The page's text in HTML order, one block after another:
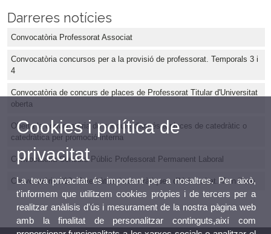
Darreres notícies
Convocatòria Professorat Associat
Convocatòria concursos per a la provisió de professorat. Temporals 3 i
4
Convocatòria de concurs de places de Professorat Titular d'Universitat
oberta
Oberta la convocatòria de concurs d'accés a places de catedràtic o
catedràtica per promoció interna
Convocatòria Concurs Públic Professorat Permanent Laboral
Convocatòria 212. Catedràtics i catedràtiques d'Universitat. Torn lliure
Cookies i política de
privacitat
La teva privacitat és important per a nosaltres. Per això,
t'informem que utilitzem cookies pròpies i de tercers per a
realitzar anàlisis d'ús i mesurament de la nostra pàgina web
amb la finalitat de personalitzar continguts,així com